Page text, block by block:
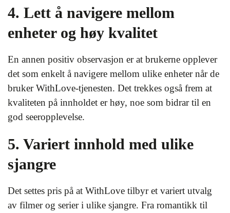
4. Lett å navigere mellom
enheter og høy kvalitet
En annen positiv observasjon er at brukerne opplever
det som enkelt å navigere mellom ulike enheter når de
bruker WithLove-tjenesten. Det trekkes også frem at
kvaliteten på innholdet er høy, noe som bidrar til en
god seeropplevelse.
5. Variert innhold med ulike
sjangre
Det settes pris på at WithLove tilbyr et variert utvalg
av filmer og serier i ulike sjangre. Fra romantikk til